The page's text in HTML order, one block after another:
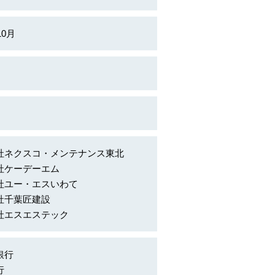
月
ネクスコ・メンテナンス東北
ケーデーエム
ユー・エスいわて
千葉匠建設
エスエステック
行